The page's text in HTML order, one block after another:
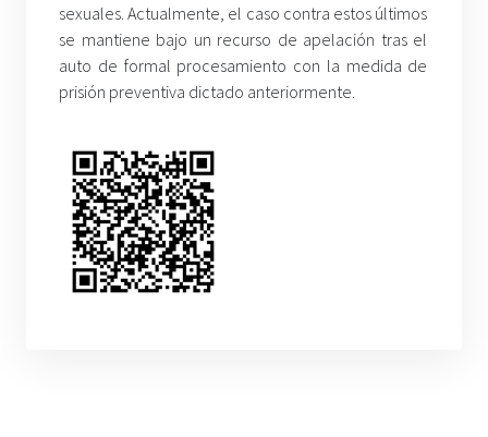
sexuales. Actualmente, el caso contra estos últimos
se mantiene bajo un recurso de apelación tras el
auto de formal procesamiento con la medida de
prisión preventiva dictado anteriormente.